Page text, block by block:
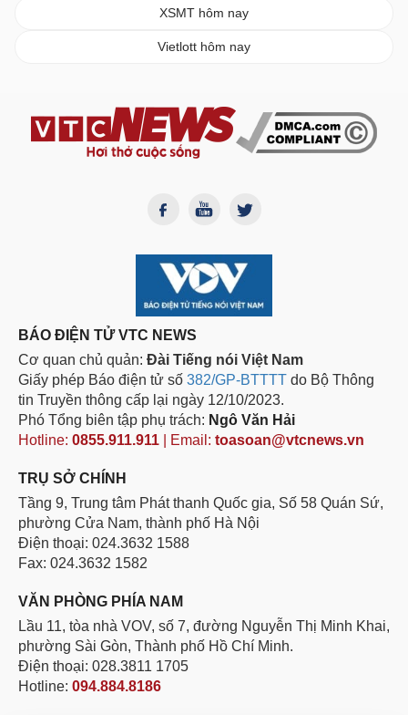
XSMT hôm nay
Vietlott hôm nay
BÁO ĐIỆN TỬ VTC NEWS
Cơ quan chủ quản: Đài Tiếng nói Việt Nam
Giấy phép Báo điện tử số 382/GP-BTTTT do Bộ Thông
tin Truyền thông cấp lại ngày 12/10/2023.
Phó Tổng biên tập phụ trách: Ngô Văn Hải
Hotline: 0855.911.911 | Email: toasoan@vtcnews.vn
TRỤ SỞ CHÍNH
Tầng 9, Trung tâm Phát thanh Quốc gia, Số 58 Quán Sứ,
phường Cửa Nam, thành phố Hà Nội
Điện thoại: 024.3632 1588
Fax: 024.3632 1582
VĂN PHÒNG PHÍA NAM
Lầu 11, tòa nhà VOV, số 7, đường Nguyễn Thị Minh Khai,
phường Sài Gòn, Thành phố Hồ Chí Minh.
Điện thoại: 028.3811 1705
Hotline: 094.884.8186